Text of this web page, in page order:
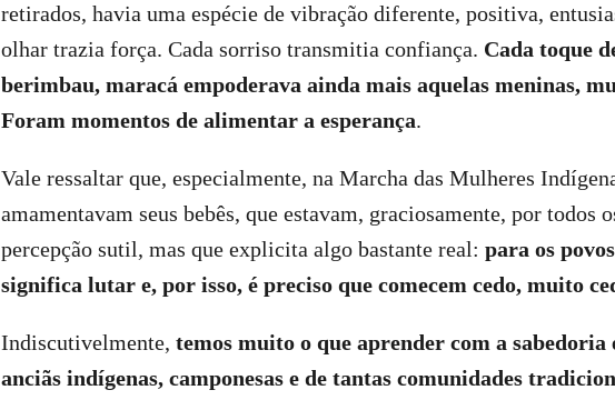
retirados, havia uma espécie de vibração diferente, positiva,
olhar trazia força. Cada sorriso transmitia confiança. Cada toque
berimbau, maracá empoderava ainda mais aquelas meninas,
Foram momentos de alimentar a esperança.
Vale ressaltar que, especialmente, na Marcha das Mulheres
amamentavam seus bebês, que estavam, graciosamente, por todos
percepção sutil, mas que explicita algo bastante real: para os
significa lutar e, por isso, é preciso que comecem cedo, muito
Indiscutivelmente, temos muito o que aprender com a sabedoria
anciãs indígenas, camponesas e de tantas comunidades